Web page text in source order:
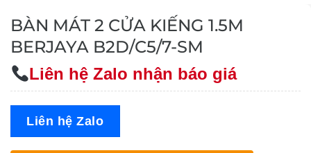
BÀN MÁT 2 CỬA KIẾNG 1.5M
BERJAYA B2D/C5/7-SM
Liên hệ Zalo nhận báo giá
Liên hệ Zalo